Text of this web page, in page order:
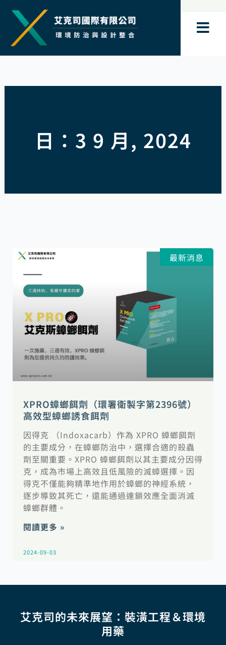
內
日：3 9 月, 2024
最新消息
XPRO蟑螂餌劑（環署衛製字第2396號）
高效型蟑螂誘食餌劑
因得克 （Indoxacarb）作為 XPRO 蟑螂餌劑
的主要成分，在蟑螂防治中，選擇合適的殺蟲
劑至關重要。XPRO 蟑螂餌劑以其主要成分因得
克，成為市場上高效且低風險的滅蟑選擇。因
得克不僅能夠精準地作用於蟑螂的神經系統，
逐步導致其死亡，還能通過連鎖效應全面消滅
蟑螂群體。
閱讀更多 »
2024-09-03
艾克司的未來展望：裝潢工程＆環境
用藥